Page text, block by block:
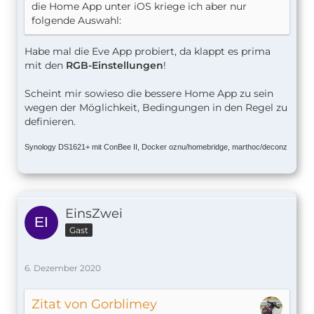
die Home App unter iOS kriege ich aber nur
folgende Auswahl:
Habe mal die Eve App probiert, da klappt es prima
mit den RGB-Einstellungen!
Scheint mir sowieso die bessere Home App zu sein
wegen der Möglichkeit, Bedingungen in den Regel zu
definieren.
Synology DS1621+ mit ConBee II, Docker oznu/homebridge, marthoc/deconz
EinsZwei
Gast
6. Dezember 2020
Zitat von Gorblimey